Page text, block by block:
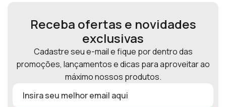
Receba ofertas e novidades
exclusivas
Cadastre seu e-mail e fique por dentro das
promoções, lançamentos e dicas para aproveitar ao
máximo nossos produtos.